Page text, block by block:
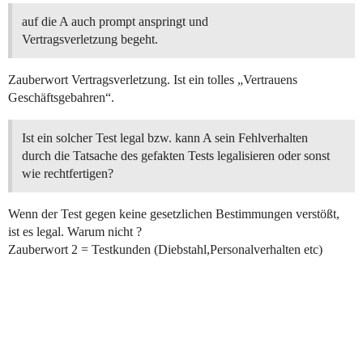
auf die A auch prompt anspringt und
Vertragsverletzung begeht.
Zauberwort Vertragsverletzung. Ist ein tolles „Vertrauens
Geschäftsgebahren“.
Ist ein solcher Test legal bzw. kann A sein Fehlverhalten
durch die Tatsache des gefakten Tests legalisieren oder sonst
wie rechtfertigen?
Wenn der Test gegen keine gesetzlichen Bestimmungen verstößt,
ist es legal. Warum nicht ?
Zauberwort 2 = Testkunden (Diebstahl,Personalverhalten etc)